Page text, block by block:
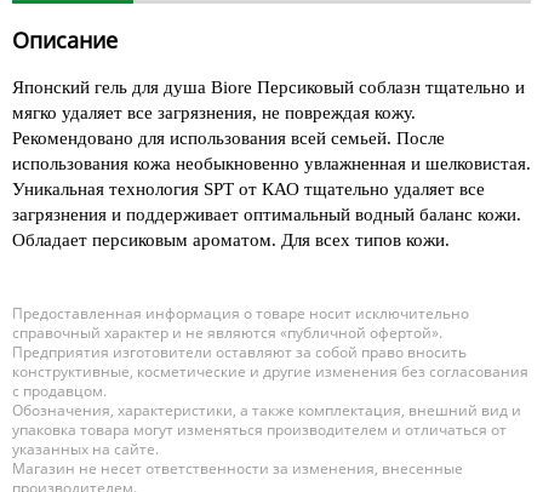
Описание
Японский гель для душа Biore Персиковый соблазн тщательно и
мягко удаляет все загрязнения, не повреждая кожу.
Рекомендовано для использования всей семьей. После
использования кожа необыкновенно увлажненная и шелковистая.
Уникальная технология SPT от КАО тщательно удаляет все
загрязнения и поддерживает оптимальный водный баланс кожи.
Обладает персиковым ароматом. Для всех типов кожи.
Предоставленная информация о товаре носит исключительно
справочный характер и не являются «публичной офертой».
Предприятия изготовители оставляют за собой право вносить
конструктивные, косметические и другие изменения без согласования
с продавцом.
Обозначения, характеристики, а также комплектация, внешний вид и
упаковка товара могут изменяться производителем и отличаться от
указанных на сайте.
Магазин не несет ответственности за изменения, внесенные